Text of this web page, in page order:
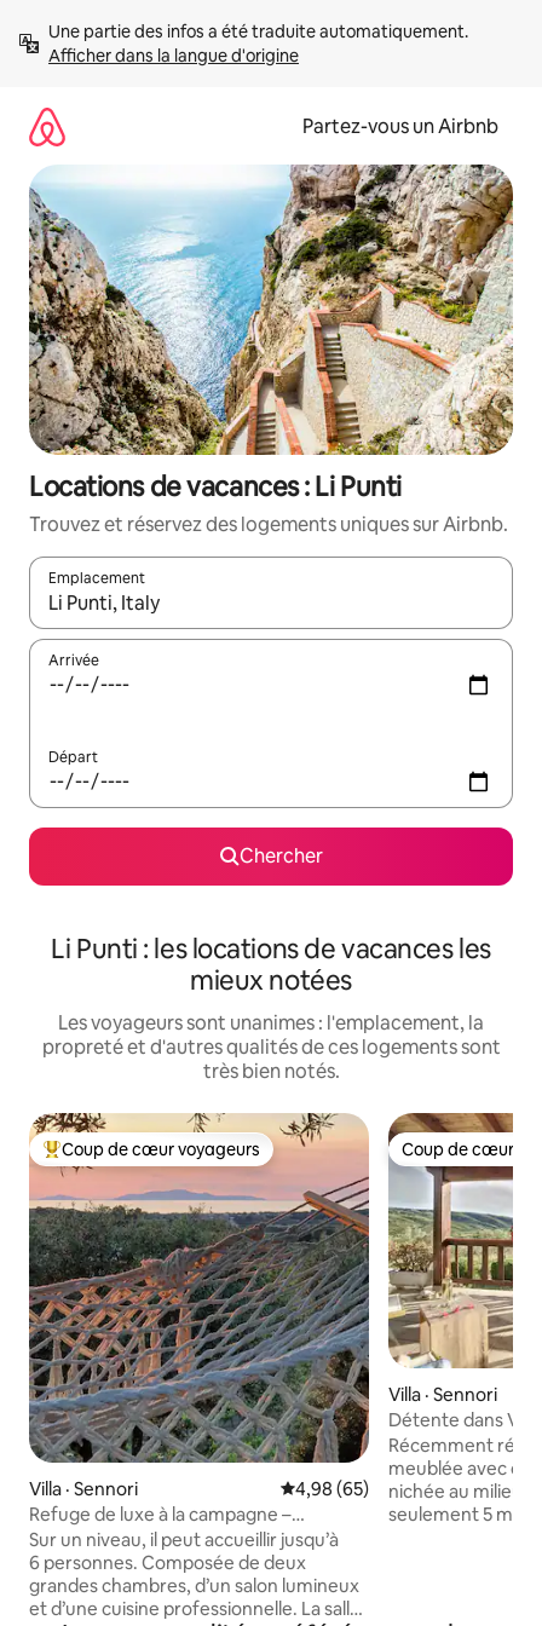
directement
Afficher dans la langue d'origine
Partez-vous un Airbnb
Locations de vacances : Li Punti
Trouvez et réservez des logements uniques sur Airbnb.
Emplacement
Quand les résultats sont affichés, parcourez-les en utilisant
Arrivée
Départ
Chercher
Li Punti : les locations de vacances les
mieux notées
Les voyageurs sont unanimes : l'emplacement, la
propreté et d'autres qualités de ces logements sont
très bien notés.
Coup de cœur voyageurs parmi les plus aimés
Coup de cœur voyageurs
Villa · Sennori Note moyenne de 4,98 sur 5,
4,98 (65)
Refuge de luxe à la campagne –
2 piscines et vue sur la mer
Sur un niveau, il peut accueillir jusqu’à
6 personnes. Composée de deux
grandes chambres, d’un salon lumineux
et d’une cuisine professionnelle. La salle
Coup de cœur
Coup de cœur
Villa · Sennori
Détente dans
jacuzzi privé
Récemment
meublée avec
nichée au milieu
seulement 5